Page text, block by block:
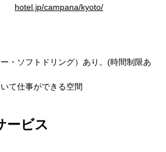
hotel.jp/campana/kyoto/
・ソフトドリング）あり。(時間制限あ
て仕事ができる空間
ービス